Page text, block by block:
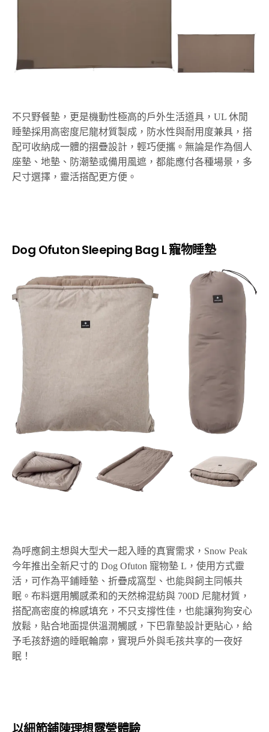
不只野餐墊，更是機動性極高的戶外生活道具，UL 休閒
睡墊採用高密度尼龍材質製成，防水性與耐用度兼具，搭
配可收納成一體的摺疊設計，輕巧便攜。無論是作為個人
座墊、地墊、防潮墊或備用風遮，都能應付各種場景，多
尺寸選擇，靈活搭配更方便。
Dog Ofuton Sleeping Bag L寵物睡墊
為呼應飼主想與大型犬一起入睡的真實需求，Snow Peak
今年推出全新尺寸的 Dog Ofuton 寵物墊 L，使用方式靈
活，可作為平鋪睡墊、折疊成窩型、也能與飼主同帳共
眠。布料選用觸感柔和的天然棉混紡與 700D 尼龍材質，
搭配高密度的棉感填充，不只支撐性佳，也能讓狗狗安心
放鬆，貼合地面提供溫潤觸感，下巴靠墊設計更貼心，給
予毛孩舒適的睡眠輪廓，實現戶外與毛孩共享的一夜好
眠！